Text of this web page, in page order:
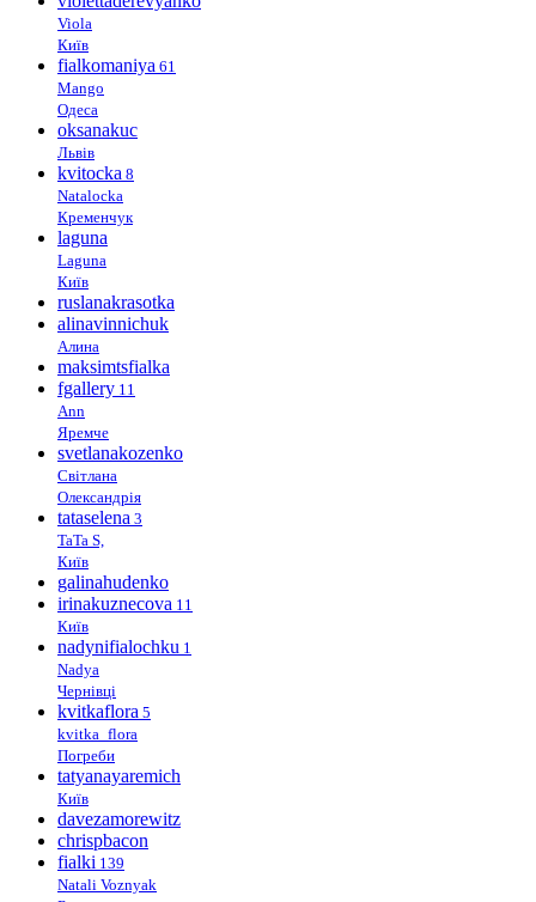
Viola
Київ
fialkomaniya 61
Mango
Одеса
oksanakuc
Львів
kvitocka 8
Natalocka
Кременчук
laguna
Laguna
Київ
ruslanakrasotka
alinavinnichuk
Алина
maksimtsfialka
fgallery 11
Ann
Яремче
svetlanakozenko
Світлана
Олександрія
tataselena 3
TaTa S,
Київ
galinahudenko
irinakuznecova 11
Київ
nadynifialochku 1
Nadya
Чернівці
kvitkaflora 5
kvitka_flora
Погреби
tatyanayaremich
Київ
davezamorewitz
chrispbacon
fialki 139
Natali Voznyak